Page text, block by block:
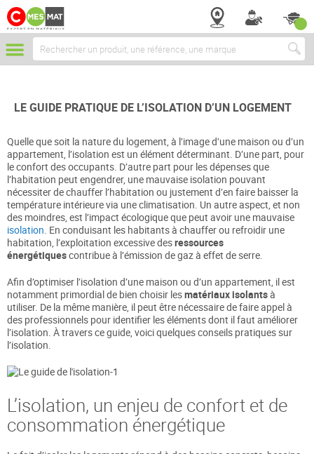
Chercher
LE GUIDE PRATIQUE DE L’ISOLATION D’UN LOGEMENT
Quelle que soit la nature du logement, à l’image d’une maison ou d’un
appartement, l’isolation est un élément déterminant. D’une part, pour
le confort des occupants. D’autre part pour les dépenses que
l’habitation peut engendrer, une mauvaise isolation pouvant
nécessiter de chauffer l’habitation ou justement d’en faire baisser la
température intérieure via une climatisation. Un autre aspect, et non
des moindres, est l’impact écologique que peut avoir une mauvaise
isolation . En conduisant les habitants à chauffer ou refroidir une
habitation, l’exploitation excessive desressources
énergétiquescontribue à l’émission de gaz à effet de serre.
Afin d’optimiser l’isolation d’une maison ou d’un appartement, il est
notamment primordial de bien choisir lesmatériaux isolantsà
utiliser. De la même manière, il peut être nécessaire de faire appel à
des professionnels pour identifier les éléments dont il faut améliorer
l’isolation. À travers ce guide, voici quelques conseils pratiques sur
l’isolation.
L’isolation, un enjeu de confort et de
consommation énergétique